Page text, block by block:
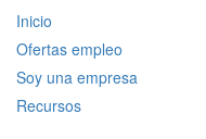
Inicio
Ofertas empleo
Soy una empresa
Recursos